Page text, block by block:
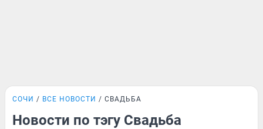
СОЧИ ВСЕ НОВОСТИ СВАДЬБА
Новости по тэгу Свадьба